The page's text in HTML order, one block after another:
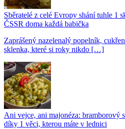
Sběratelé z celé Evropy shání tuhle 1
ČSSR doma každá babička
Zaprášený nazelenalý popelník,
sklenka, které si roky nikdo […]
Ani vejce, ani majonéza: bramborový
díky 1 věci, kterou máte v lednici